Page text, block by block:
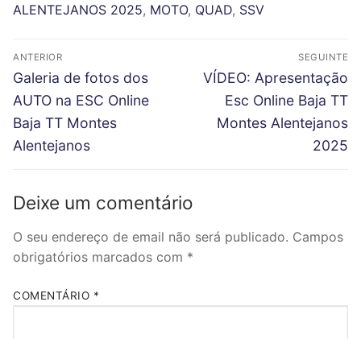
ALENTEJANOS 2025, MOTO, QUAD, SSV
N
a
v
e
g
ç
ã
o
d
ANTERIOR
P
r
e
i
u
p
o
t
Galeria de fotos dos
AUTO na ESC Online
Baja TT Montes
Alentejanos
SEGUINTE
N
:
VÍDEO: Apresentação
Esc Online Baja TT
Montes Alentejanos
2025
Deixe um comentário
O seu endereço de email não será publicado. Campos
obrigatórios marcados com *
COMENTÁRIO *